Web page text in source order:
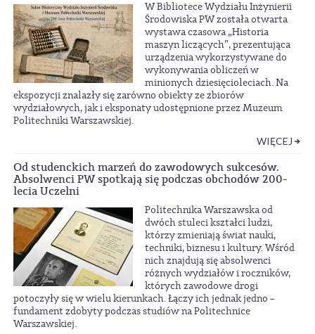
W Bibliotece Wydziału Inżynierii
Środowiska PW została otwarta
wystawa czasowa „Historia
maszyn liczących”, prezentująca
urządzenia wykorzystywane do
wykonywania obliczeń w
minionych dziesięcioleciach. Na
ekspozycji znalazły się zarówno obiekty ze zbiorów
wydziałowych, jak i eksponaty udostępnione przez Muzeum
Politechniki Warszawskiej.
WIĘCEJ
Od studenckich marzeń do zawodowych sukcesów.
Absolwenci PW spotkają się podczas obchodów 200-
lecia Uczelni
Politechnika Warszawska od
dwóch stuleci kształci ludzi,
którzy zmieniają świat nauki,
techniki, biznesu i kultury. Wśród
nich znajdują się absolwenci
różnych wydziałów i roczników,
których zawodowe drogi
potoczyły się w wielu kierunkach. Łączy ich jednak jedno –
fundament zdobyty podczas studiów na Politechnice
Warszawskiej.